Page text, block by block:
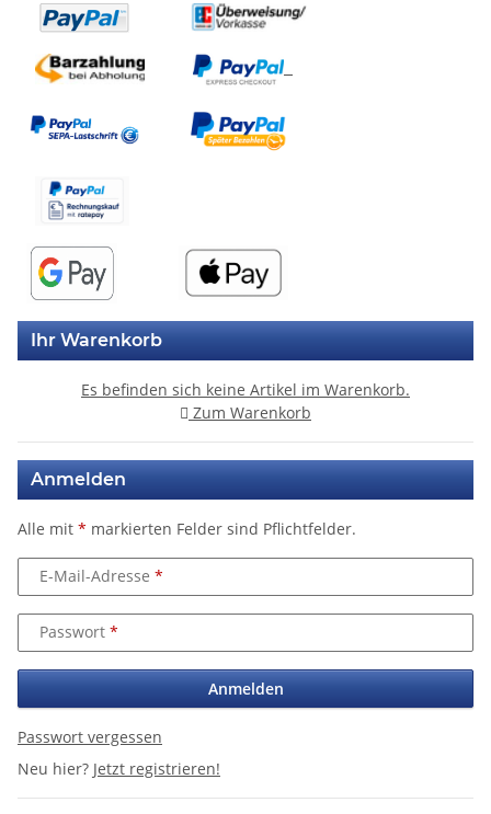
Ihr Warenkorb
Es befinden sich keine Artikel im Warenkorb.
Zum Warenkorb
Anmelden
Alle mit * markierten Felder sind Pflichtfelder.
E-Mail-Adresse
Passwort
Anmelden
Passwort vergessen
Neu hier? Jetzt registrieren!